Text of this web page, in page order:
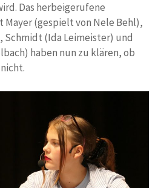
Das herbeigerufene
(gespielt von Nele Behl),
(Ida Leimeister) und
haben nun zu klären, ob